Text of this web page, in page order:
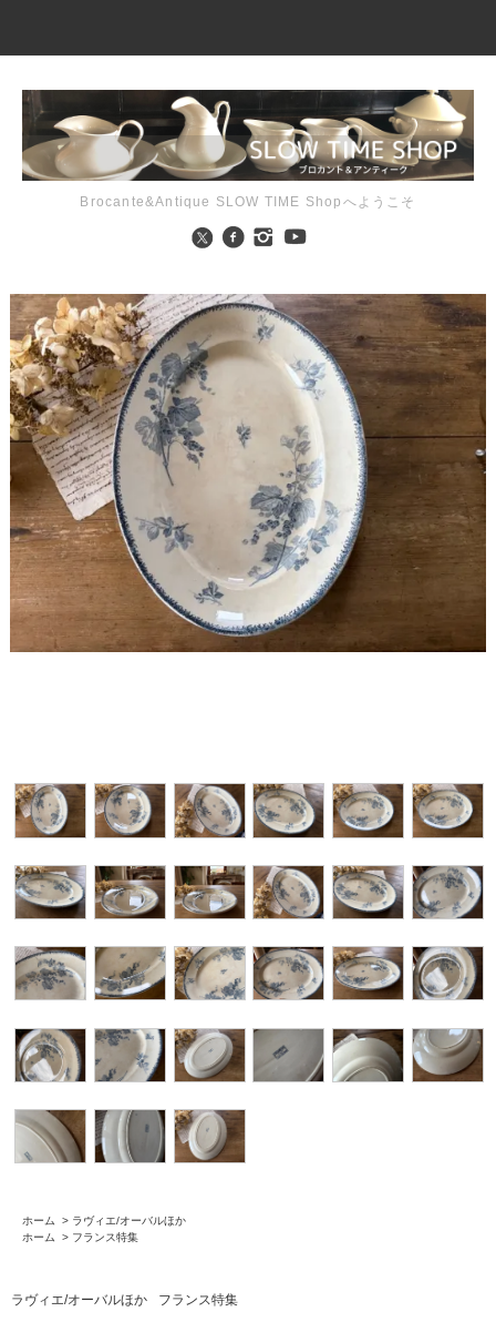
Brocante&Antique SLOW TIME Shopへようこそ
ホーム > ラヴィエ/オーバルほか
ホーム
> フランス特集
ラヴィエ/オーバルほか フランス特集